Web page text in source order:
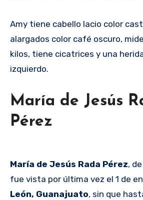
Amy tiene cabello lacio color
alargados color café oscuro,
kilos, tiene cicatrices y una
izquierdo.
María de Jesús
Pérez
María de Jesús Rada Pérez,
fue vista por última vez el 1 de
León, Guanajuato, sin que